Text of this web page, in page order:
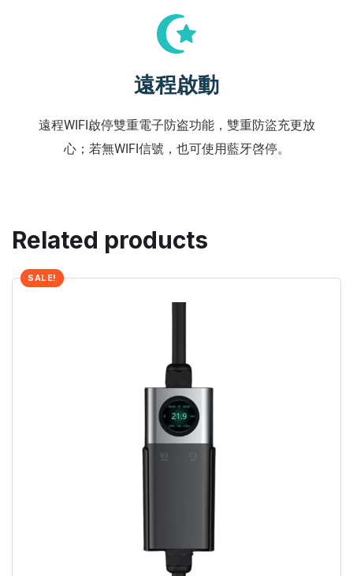
遠程啟動
遠程WIFI啟停雙重電子防盗功能，雙重防盜充更放
心；若無WIFI信號，也可使用藍牙啓停。
Related products
SALE!